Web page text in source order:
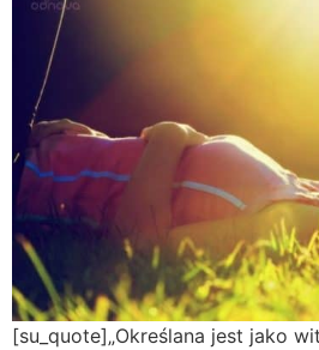
[su_quote]„Określana jest jako